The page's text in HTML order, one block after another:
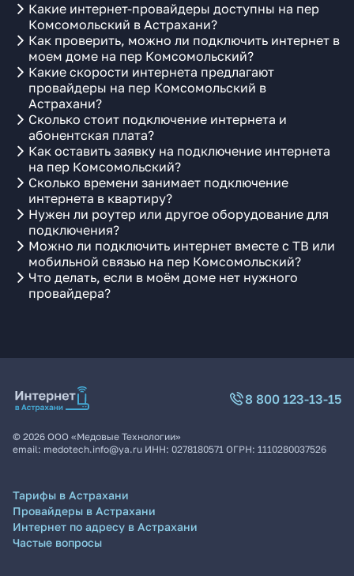
Какие интернет-провайдеры доступны на пер
Комсомольский в Астрахани?
Как проверить, можно ли подключить интернет в
моем доме на пер Комсомольский?
Какие скорости интернета предлагают
провайдеры на пер Комсомольский в
Астрахани?
Сколько стоит подключение интернета и
абонентская плата?
Как оставить заявку на подключение интернета
на пер Комсомольский?
Сколько времени занимает подключение
интернета в квартиру?
Нужен ли роутер или другое оборудование для
подключения?
Можно ли подключить интернет вместе с ТВ или
мобильной связью на пер Комсомольский?
Что делать, если в моём доме нет нужного
провайдера?
8 800 123-13-15
© 2026 ООО «Медовые Технологии»
email: medotech.info@ya.ru ИНН: 0278180571 ОГРН: 1110280037526
Тарифы в Астрахани
Провайдеры в Астрахани
Интернет по адресу в Астрахани
Частые вопросы